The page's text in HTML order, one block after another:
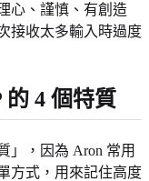
心、謹慎、有創造
接收太多輸入時過度
的 4 個特質
」，因為 Aron 常用
方式，用來記住高度